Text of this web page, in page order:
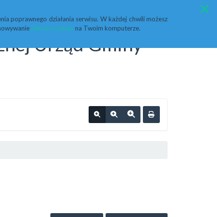
poprawnego działania serwisu. W każdej chwili możesz
plików cookiesna Twoim komputerze.
Urząd Gminy